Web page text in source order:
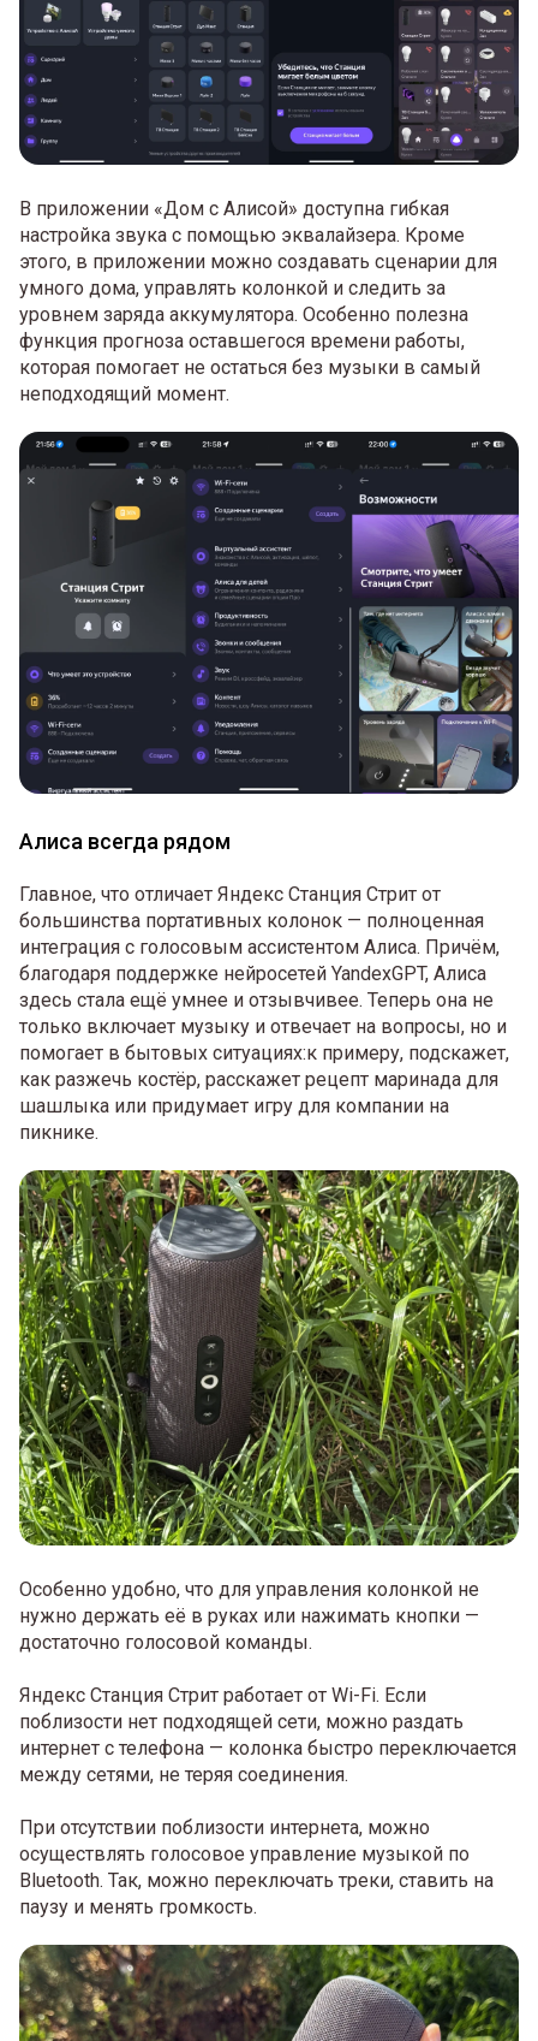
В приложении «Дом с Алисой» доступна гибкая
настройка звука с помощью эквалайзера. Кроме
этого, в приложении можно создавать сценарии для
умного дома, управлять колонкой и следить за
уровнем заряда аккумулятора. Особенно полезна
функция прогноза оставшегося времени работы,
которая помогает не остаться без музыки в самый
неподходящий момент.
Алиса всегда рядом
Главное, что отличает Яндекс Станция Стрит от
большинства портативных колонок — полноценная
интеграция с голосовым ассистентом Алиса. Причём,
благодаря поддержке нейросетей YandexGPT, Алиса
здесь стала ещё умнее и отзывчивее. Теперь она не
только включает музыку и отвечает на вопросы, но и
помогает в бытовых ситуациях:к примеру, подскажет,
как разжечь костёр, расскажет рецепт маринада для
шашлыка или придумает игру для компании на
пикнике.
Особенно удобно, что для управления колонкой не
нужно держать её в руках или нажимать кнопки —
достаточно голосовой команды.
Яндекс Станция Стрит работает от Wi-Fi. Если
поблизости нет подходящей сети, можно раздать
интернет с телефона — колонка быстро переключается
между сетями, не теряя соединения.
При отсутствии поблизости интернета, можно
осуществлять голосовое управление музыкой по
Bluetooth. Так, можно переключать треки, ставить на
паузу и менять громкость.